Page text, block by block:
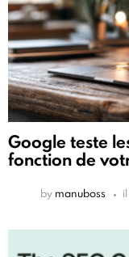
Google teste
fonction de
by manuboss